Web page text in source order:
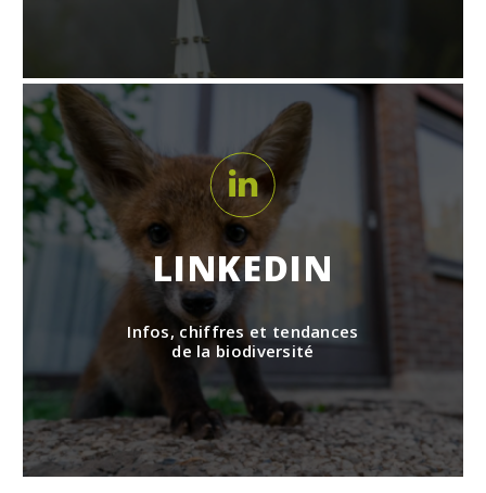
LINKEDIN
Infos, chiffres et tendances
de la biodiversité